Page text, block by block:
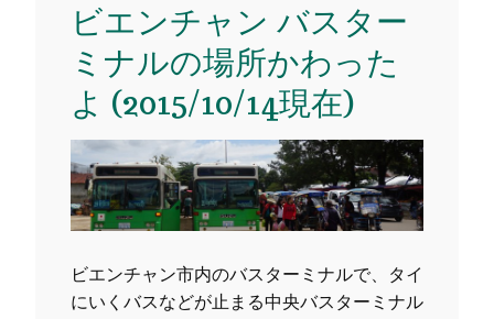
ビエンチャン バスター
ミナルの場所かわった
よ (2015/10/14現在)
ビエンチャン市内のバスターミナルで、タイ
にいくバスなどが止まる中央バスターミナル